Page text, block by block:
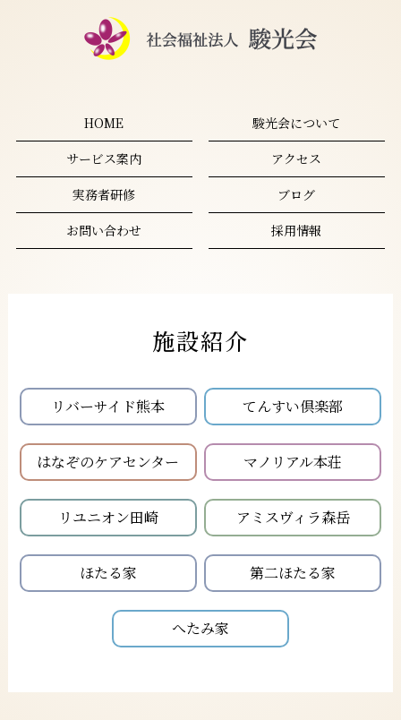
HOME
駿光会について
サービス案内
アクセス
実務者研修
ブログ
お問い合わせ
採用情報
施設紹介
リバーサイド熊本 てんすい倶楽部
はなぞのケアセンター マノリアル本荘
リユニオン田崎 アミスヴィラ森岳
ほたる家 第二ほたる家
へたみ家